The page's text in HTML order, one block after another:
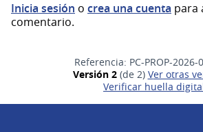
Inicia sesión o crea una cuenta para
comentario.
Referencia: PC-PROP-2026-
Versión 2(de 2)
ver otras
Verificar huella